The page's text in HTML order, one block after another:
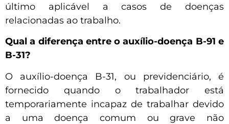
último aplicável a casos de doenças
relacionadas ao trabalho.
Qual a diferença entre o auxílio-doença B-91 e
B-31?
O auxílio-doença B-31, ou previdenciário, é
fornecido quando o trabalhador está
temporariamente incapaz de trabalhar devido
a uma doença comum ou grave não